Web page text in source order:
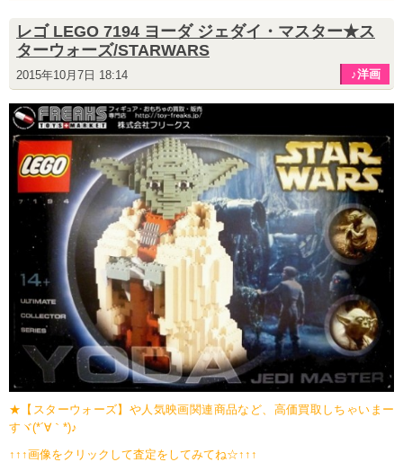
レゴ LEGO 7194 ヨーダ ジェダイ・マスター★ス
ターウォーズ/STARWARS
2015年10月7日 18:14 ♪洋画
★【スターウォーズ】や人気映画関連商品など、高価買取しちゃいまー
すヾ(*´∀｀*)♪
↑↑↑画像をクリックして査定をしてみてね☆↑↑↑